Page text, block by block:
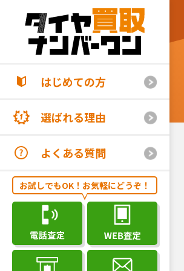
はじめての方
選ばれる理由
よくある質問
お試しでもOK！お気軽にどうぞ！